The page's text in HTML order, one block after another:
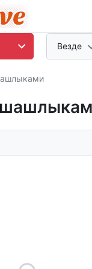
Везде